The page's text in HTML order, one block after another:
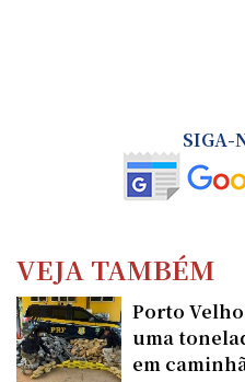
SIGA-
VEJA TAMBÉM
Porto
uma
em